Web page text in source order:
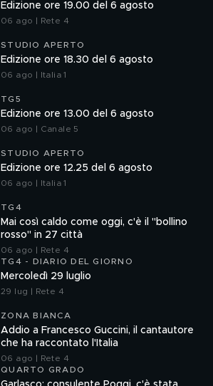
Edizione ore 19.00 del 6 agosto
06 ago | Rete 4
STUDIO APERTO
Edizione ore 18.30 del 6 agosto
06 ago | Italia 1
TG5
Edizione ore 13.00 del 6 agosto
06 ago | Canale 5
STUDIO APERTO
Edizione ore 12.25 del 6 agosto
06 ago | Italia 1
TG4
Mai così caldo come oggi, c'è il "bollino
rosso" in 27 città
06 ago | Rete 4
TG4 - DIARIO DEL GIORNO
Mercoledì 29 luglio
29 lug | Rete 4
ZONA BIANCA
Addio a Francesco Guccini, il cantautore
che ha raccontato l'Italia
06 ago | Rete 4
QUARTO GRADO